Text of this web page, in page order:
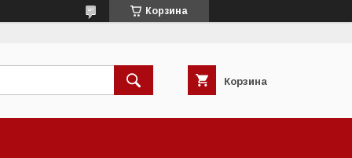
Корзина
Корзина